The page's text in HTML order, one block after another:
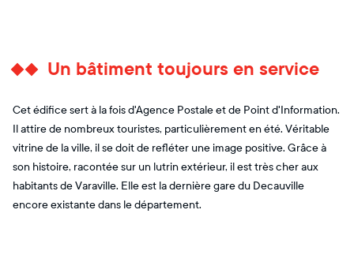
Un bâtiment toujours en service
Cet édifice sert à la fois d'Agence Postale et de Point d'Information.
Il attire de nombreux touristes, particulièrement en été. Véritable
vitrine de la ville, il se doit de refléter une image positive. Grâce à
son histoire, racontée sur un lutrin extérieur, il est très cher aux
habitants de Varaville. Elle est la dernière gare du Decauville
encore existante dans le département.